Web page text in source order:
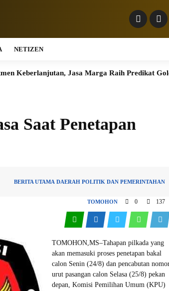
NETIZEN
Jasa Marga Raih Predikat Gold pada 6th
Saat Penetapan
BERITA UTAMA DAERAH POLITIK DAN PEMERINTAHAN
TOMOHON 0 137
TOMOHON,MS–Tahapan pilkada yang
akan memasuki proses penetapan bakal
calon Senin (24/8) dan pencabutan
urut pasangan calon Selasa (25/8) pekan
depan, Komisi Pemilihan Umum (KPU)